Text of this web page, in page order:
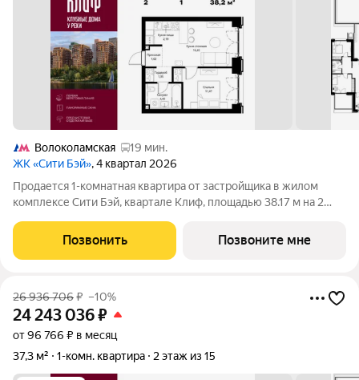
Волоколамская
19 мин.
ЖК «Сити Бэй», 4 квартал 2026
Продается 1-комнатная квартира от застройщика в жилом
комплексе Сити Бэй, квартале Клиф, площадью 38.17 м на 2
пять Клубных домов на первой линии озелененной
набережной Реки Москвы. Со
Позвонить Позвоните мне
26 936 706₽ –10%
24 243 036₽
от 96 766 ₽ в месяц
37,3 м²
1-комн. квартира 2 этаж из 15